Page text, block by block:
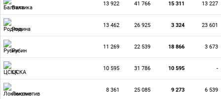
Балтика
13 922 41 766 15 311 13 227
Родина
13 462 26 925 3 324 23 601
Рубин
11 269 22 539 18 866 3 673
ЦСКА
10 595 31 786 10 595 -
Локомотив
8 361 25 085 9 273 6 539